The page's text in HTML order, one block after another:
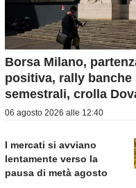
Borsa Milano,
positiva, rally banche
semestrali, crolla
06 agosto 2026 alle 12:40
I mercati si avviano
lentamente verso la
pausa di metà agosto